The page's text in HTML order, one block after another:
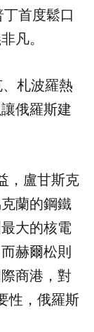
首度鬆口
凡。
札波羅熱
俄羅斯建
，盧甘斯克
蘭的鋼鐵
大的核電
赫爾松則
商港，對
性，俄羅斯